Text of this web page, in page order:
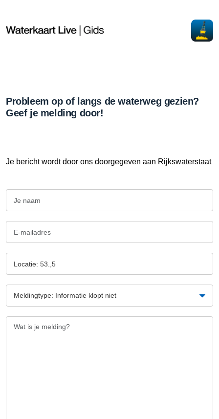
Probleem op of langs de waterweg gezien?
Geef je melding door!
Je bericht wordt door ons doorgegeven aan Rijkswaterstaat